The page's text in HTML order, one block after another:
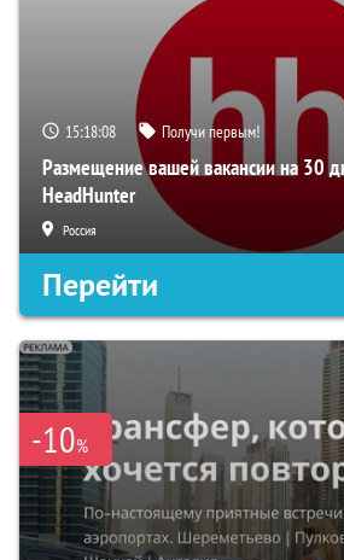
15:18:07 Получи первым!
Размещение вашей вакансии на 30
HeadHunter
Россия
Перейти
-10%